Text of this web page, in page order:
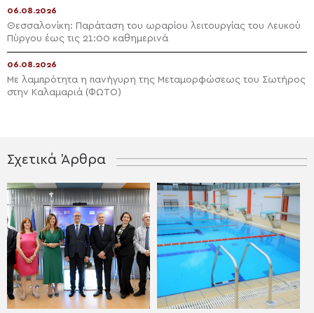
06.08.2026
Θεσσαλονίκη: Παράταση του ωραρίου λειτουργίας του Λευκού
Πύργου έως τις 21:00 καθημερινά
06.08.2026
Με λαμπρότητα η πανήγυρη της Μεταμορφώσεως του Σωτήρος
στην Καλαμαριά (ΦΩΤΟ)
Σχετικά Άρθρα